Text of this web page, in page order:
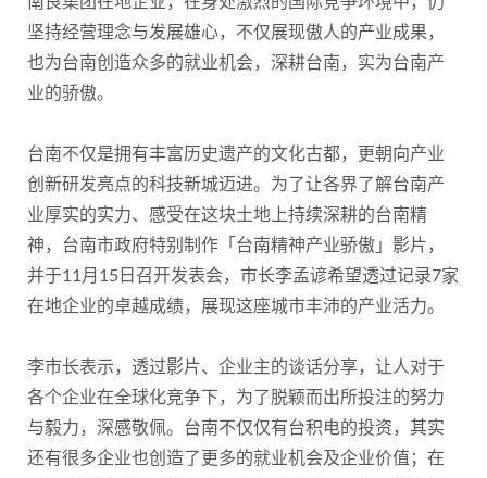
坚持经营理念与发展雄心，不仅展现傲人的产业成果，
也为台南创造众多的就业机会，深耕台南，实为台南产
业的骄傲。
台南不仅是拥有丰富历史遗产的文化古都，更朝向产业
创新研发亮点的科技新城迈进。为了让各界了解台南产
业厚实的实力、感受在这块土地上持续深耕的台南精
神，台南市政府特别制作「台南精神产业骄傲」影片，
并于11月15日召开发表会，市长李孟谚希望透过记录7家
在地企业的卓越成绩，展现这座城市丰沛的产业活力。
李市长表示，透过影片、企业主的谈话分享，让人对于
各个企业在全球化竞争下，为了脱颖而出所投注的努力
与毅力，深感敬佩。台南不仅仅有台积电的投资，其实
还有很多企业也创造了更多的就业机会及企业价值；在